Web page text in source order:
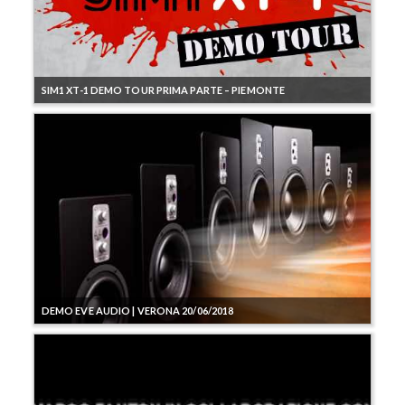
SIM1 XT-1 DEMO TOUR PRIMA PARTE – PIEMONTE
DEMO EVE AUDIO | VERONA 20/06/2018